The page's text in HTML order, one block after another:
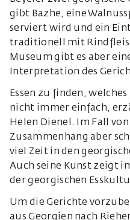
gibt Bazhe, eine
serviert wird und ein
traditionell mit
Museum gibt es aber
Interpretation des
Essen zu finden,
nicht immer einfach,
Helen Dienel. Im Fall
Zusammenhang aber
viel Zeit in den
Auch seine Kunst zeigt
der georgischen
Um die Gerichte
aus Georgien nach